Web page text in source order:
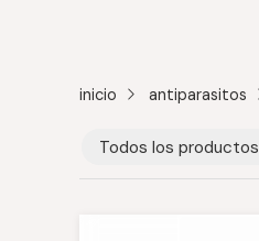
inicio antiparasitos
Todos los productos